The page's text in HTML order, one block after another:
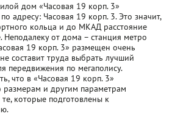
дом «Часовая 19 корп. 3»
адресу: Часовая 19 корп. 3. Это значит,
кольца и до МКАД расстояние
от дома – станция метро
19 корп. 3» размещен очень
составит труда выбрать лучший
передвижения по мегаполису.
что в «Часовая 19 корп. 3»
размерам и другим параметрам
которые подготовлены к